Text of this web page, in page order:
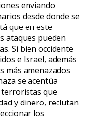
enviando
desde donde se
que en este
ataques pueden
Si bien occidente
e Israel, además
más amenazados
se acentúa
que
y dinero, reclutan
los